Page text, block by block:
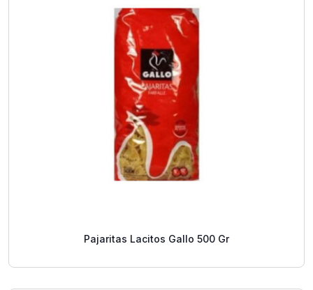
Pajaritas Lacitos Gallo 500 Gr